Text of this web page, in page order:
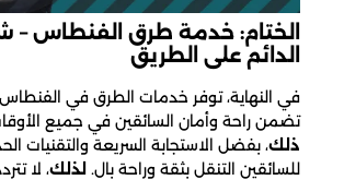
الختام: خدمة طرق الفنطاس –
الدائم على الطريق
في النهاية، توفر خدمات الطرق في
تضمن راحة وأمان السائقين في جميع
ذلك، بفضل الاستجابة السريعة والتقنيات
للسائقين التنقل بثقة وراحة بال. لذلك، لا